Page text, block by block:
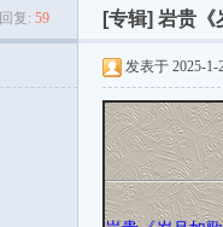
回复: 59 [专辑] 岩贵《
发表于 2025-1-